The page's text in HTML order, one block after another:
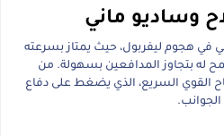
وساديو ماني
في هجوم ليفربول، حيث يمتاز بسرعته
له بتجاوز المدافعين بسهولة. من
القوي السريع، الذي يضغط على دفاع